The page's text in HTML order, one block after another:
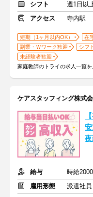
シフト
週1日以
アクセス
寺内駅
短期（1ヶ月以内OK）
在
副業・Ｗワーク歓迎
シフ
未経験者歓迎
家庭教師のトライの求人一覧を
ケアスタッフィング株式
夜
給与
時給
雇用形態
派遣社員